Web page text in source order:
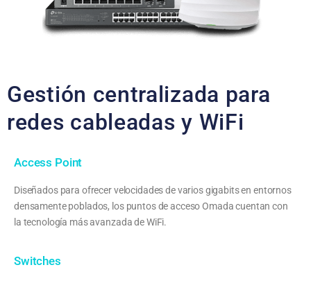
Gestión centralizada para
redes cableadas y WiFi
Access Point
Diseñados para ofrecer velocidades de varios gigabits en entornos
densamente poblados, los puntos de acceso Omada cuentan con
la tecnología más avanzada de WiFi.
Switches